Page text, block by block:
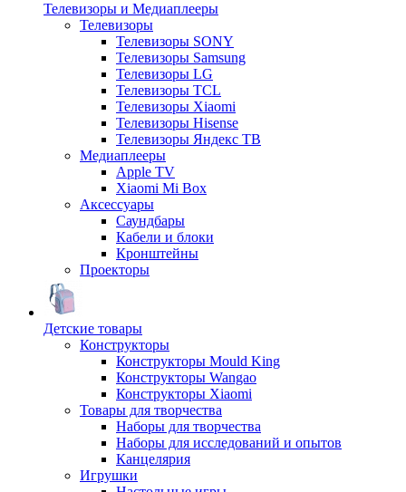
Телевизоры и Медиаплееры
Телевизоры
Телевизоры SONY
Телевизоры Samsung
Телевизоры LG
Телевизоры TCL
Телевизоры Xiaomi
Телевизоры Hisense
Телевизоры Яндекс ТВ
Медиаплееры
Apple TV
Xiaomi Mi Box
Аксессуары
Саундбары
Кабели и блоки
Кронштейны
Проекторы
Детские товары
Конструкторы
Конструкторы Mould King
Конструкторы Wangao
Конструкторы Xiaomi
Товары для творчества
Наборы для творчества
Наборы для исследований и опытов
Канцелярия
Игрушки